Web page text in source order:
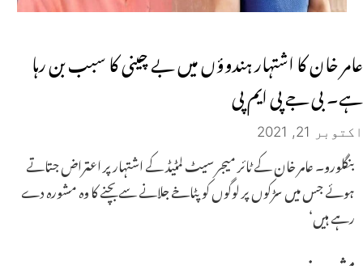
عامر خان کا اشتہار ہندوؤں میں بے چینی کا سبب بن رہا
ہے۔ بی جے پی ایم پی
اکتوبر 21, 2021
بنگلورو۔ عامر خان کے ٹائر میجر سیٹ لمٹیڈ کے اشتہار پر اعتراض جتاتے
ہوئے جس میں سڑکوں پر لوگوں کو پٹاخے جلانے سے بچنے کا وہ مشورہ دے
رہے ہیں‘